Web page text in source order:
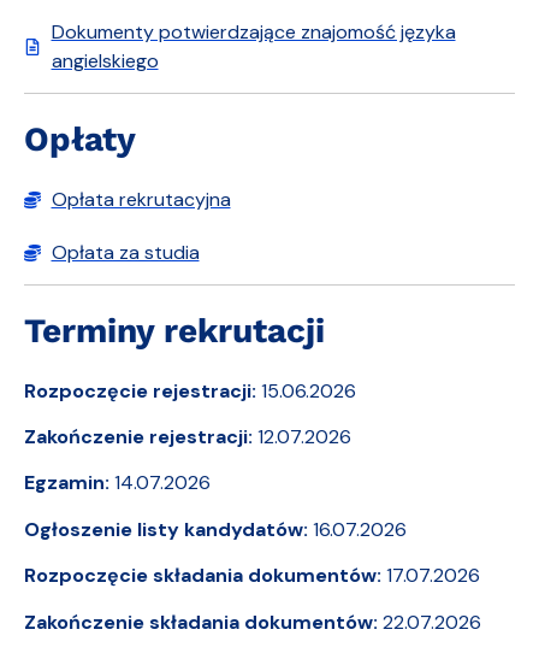
Dokumenty potwierdzające znajomość języka
angielskiego
Opłaty
Opłata rekrutacyjna
Opłata za studia
Terminy rekrutacji
Rozpoczęcie rejestracji: 15.06.2026
Zakończenie rejestracji: 12.07.2026
Egzamin: 14.07.2026
Ogłoszenie listy kandydatów: 16.07.2026
Rozpoczęcie składania dokumentów: 17.07.2026
Zakończenie składania dokumentów: 22.07.2026